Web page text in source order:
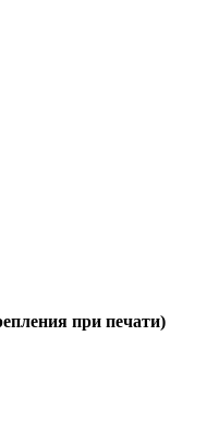
при печати)